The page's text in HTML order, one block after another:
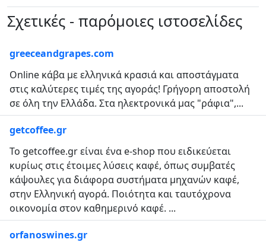
Σχετικές - παρόμοιες ιστοσελίδες
greeceandgrapes.com
Online κάβα με ελληνικά κρασιά και αποστάγματα
στις καλύτερες τιμές της αγοράς! Γρήγορη αποστολή
σε όλη την Ελλάδα. Στα ηλεκτρονικά μας "ράφια",...
getcoffee.gr
Το getcoffee.gr είναι ένα e-shop που ειδικεύεται
κυρίως στις έτοιμες λύσεις καφέ, όπως συμβατές
κάψουλες για διάφορα συστήματα μηχανών καφέ,
στην Ελληνική αγορά. Ποιότητα και ταυτόχρονα
οικονομία στον καθημερινό καφέ. ...
orfanoswines.gr